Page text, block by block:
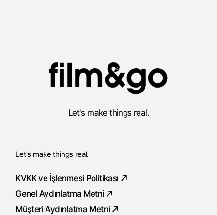
Let's make things real.
Let's make things real.
KVKK ve İşlenmesi Politikası
Genel Aydınlatma Metni
Müşteri Aydınlatma Metni